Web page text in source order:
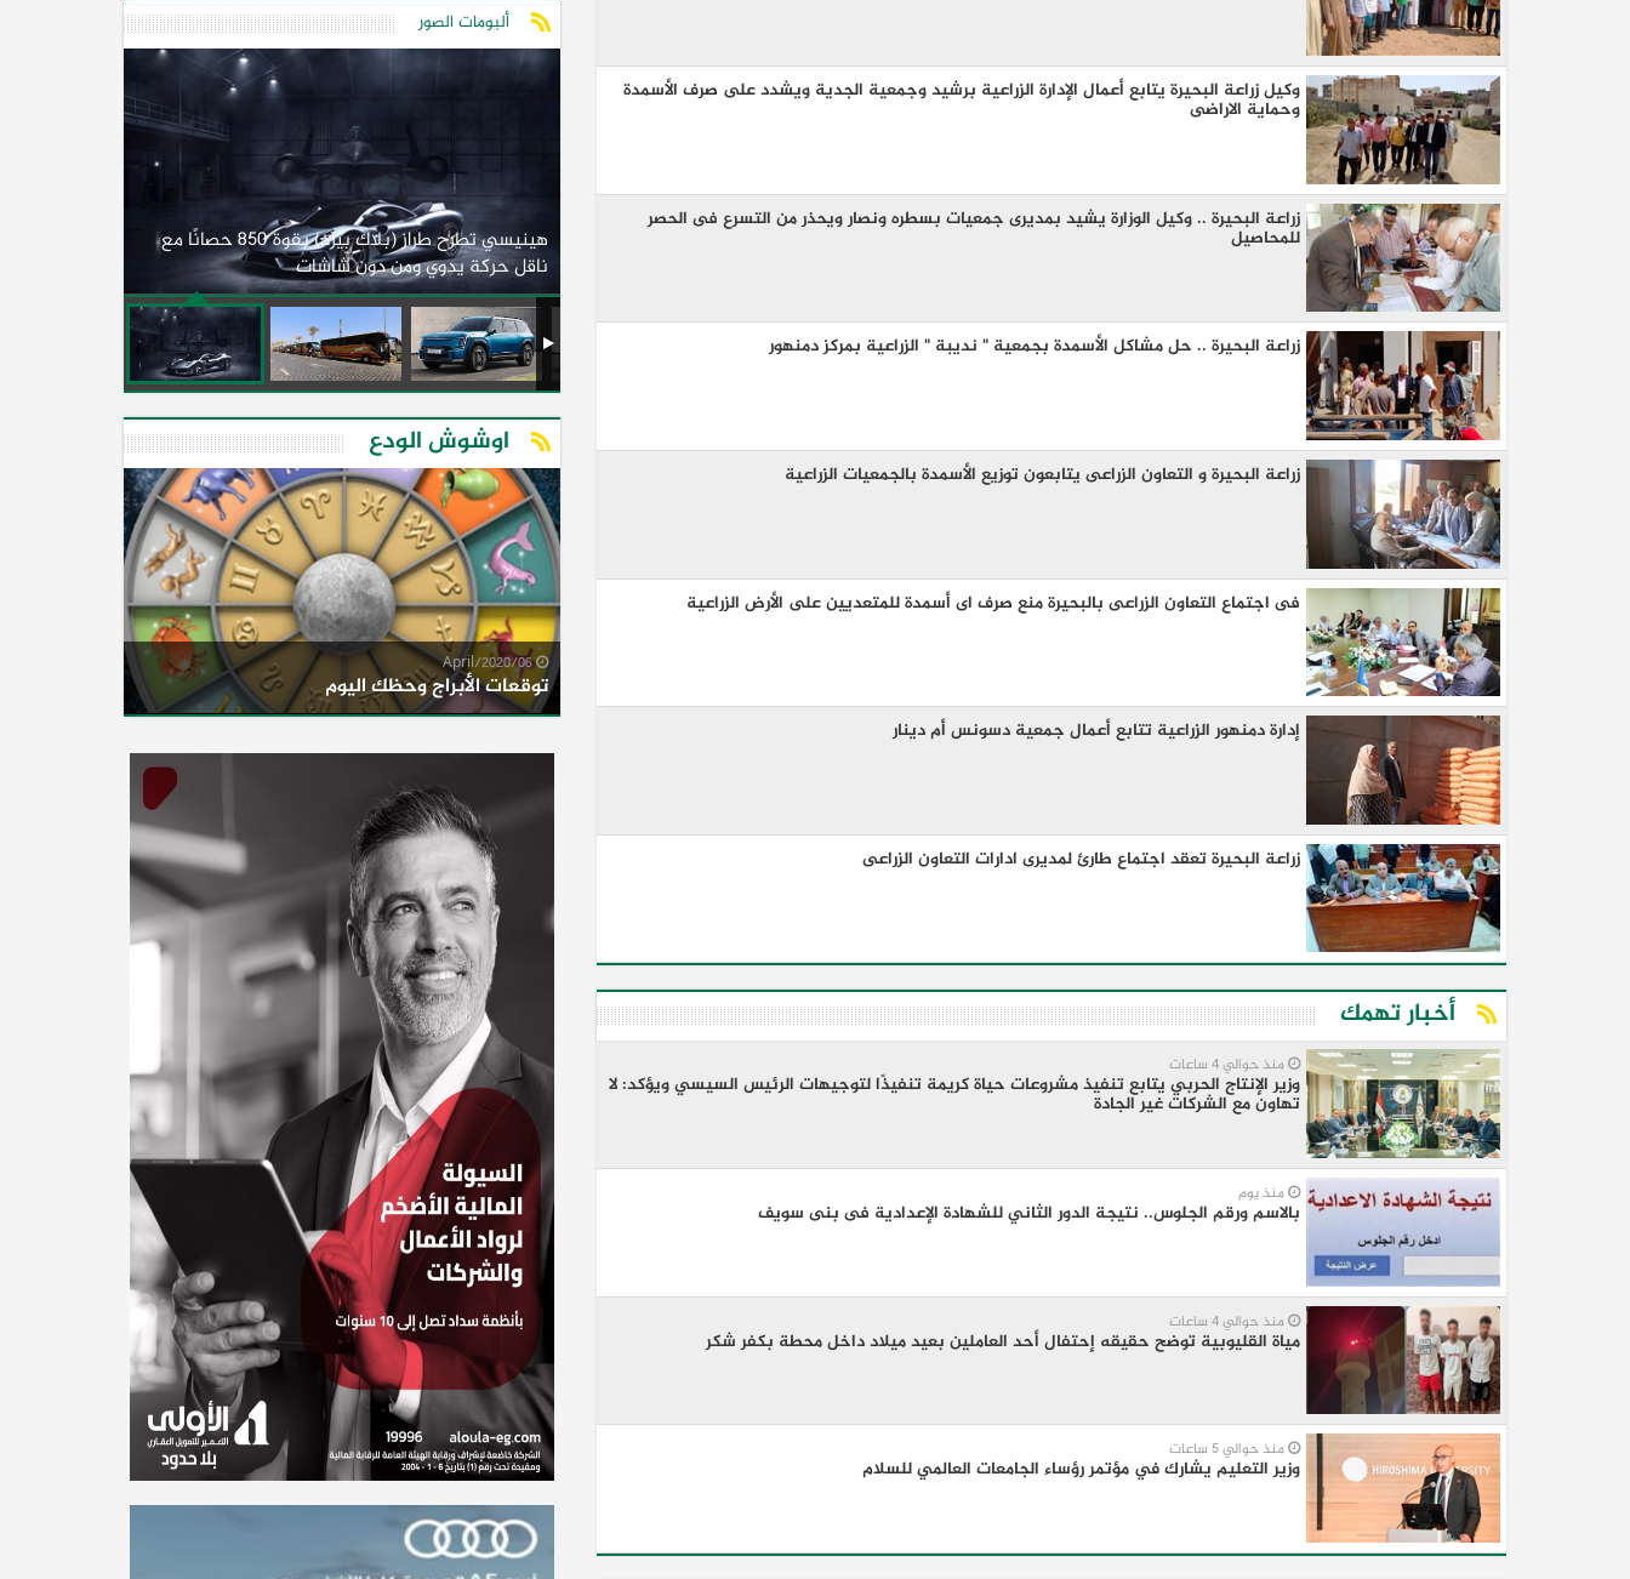
وكيل زراعة البحيرة يتابع أعمال الإدارة الزراعية برشيد وجمعية الجدية ويشدد على صرف الأسمدة
وحماية الاراضى
زراعة البحيرة .. وكيل الوزارة يشيد بمديرى جمعيات بسطره ونصار ويحذر من التسرع فى الحصر
للمحاصيل
زراعة البحيرة .. حل مشاكل الأسمدة بجمعية " نديبة " الزراعية بمركز دمنهور
زراعة البحيرة و التعاون الزراعى يتابعون توزيع الأسمدة بالجمعيات الزراعية
فى اجتماع التعاون الزراعى بالبحيرة منع صرف اى أسمدة للمتعديين على الأرض الزراعية
إدارة دمنهور الزراعية تتابع أعمال جمعية دسونس أم دينار
زراعة البحيرة تعقد اجتماع طارئ لمديرى ادارات التعاون الزراعى
أخبار تهمك
منذ حوالي 4 ساعات
وزير الإنتاج الحربي يتابع تنفيذ مشروعات حياة كريمة تنفيذًا لتوجيهات الرئيس السيسي ويؤكد: لا
تهاون مع الشركات غير الجادة
منذ يوم
بالاسم ورقم الجلوس.. نتيجة الدور الثاني للشهادة الإعدادية فى بنى سويف
منذ حوالي 4 ساعات
مياة القليوبية توضح حقيقه إحتفال أحد العاملين بعيد ميلاد داخل محطة بكفر شكر
منذ حوالي 5 ساعات
وزير التعليم يشارك في مؤتمر رؤساء الجامعات العالمي للسلام
ألبومات الصور
هينيسي تطرح طراز (بلاك بيرد) بقوة 850 حصانًا مع
ناقل حركة يدوي ومن دون شاشات
وزير النقل يدشن 20 أتوبيسًا جديدًا مكيفًا من إنتاج شركة
كيا EV9 GT للباحثين عن متعة قيادة السيارات الكهربائية
العائلية
اوشوش الودع
06/April/2020
توقعات الأبراج وحظك اليوم